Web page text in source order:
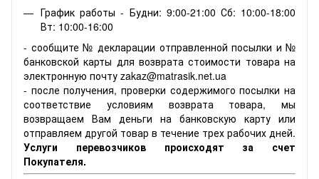
График работы - Будни: 9:00-21:00 Сб: 10:00-18:00
Вт: 10:00-16:00
- сообщите № декларации отправленной посылки и №
банковской карты для возврата стоимости товара на
электронную почту zakaz@matrasik.net.ua
- после получения, проверки содержимого посылки на
соответствие условиям возврата товара, мы
возвращаем Вам деньги на банковскую карту или
отправляем другой товар в течение трех рабочих дней.
Услуги перевозчиков происходят за счет
Покупателя.